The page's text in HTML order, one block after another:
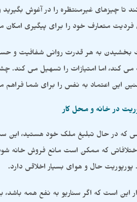
تا چیزهای غیرمنتظره را در آغوش
فردیت متعارف خود را برای پیگیری
بخشیدن به هر قدرت روانی شفافیت و
کند، اما امتیازات را تسهیل می کند.
این اعتماد به نفس را برای شما
در خانه و محل کار
که در حال تبلیغ ملک خود هستید، این
که ممکن است مانع فروش خانه
پورپوریت حال و هوای بسیار اخلاقی دارد.
این است که اگر سناریو به نفع همه